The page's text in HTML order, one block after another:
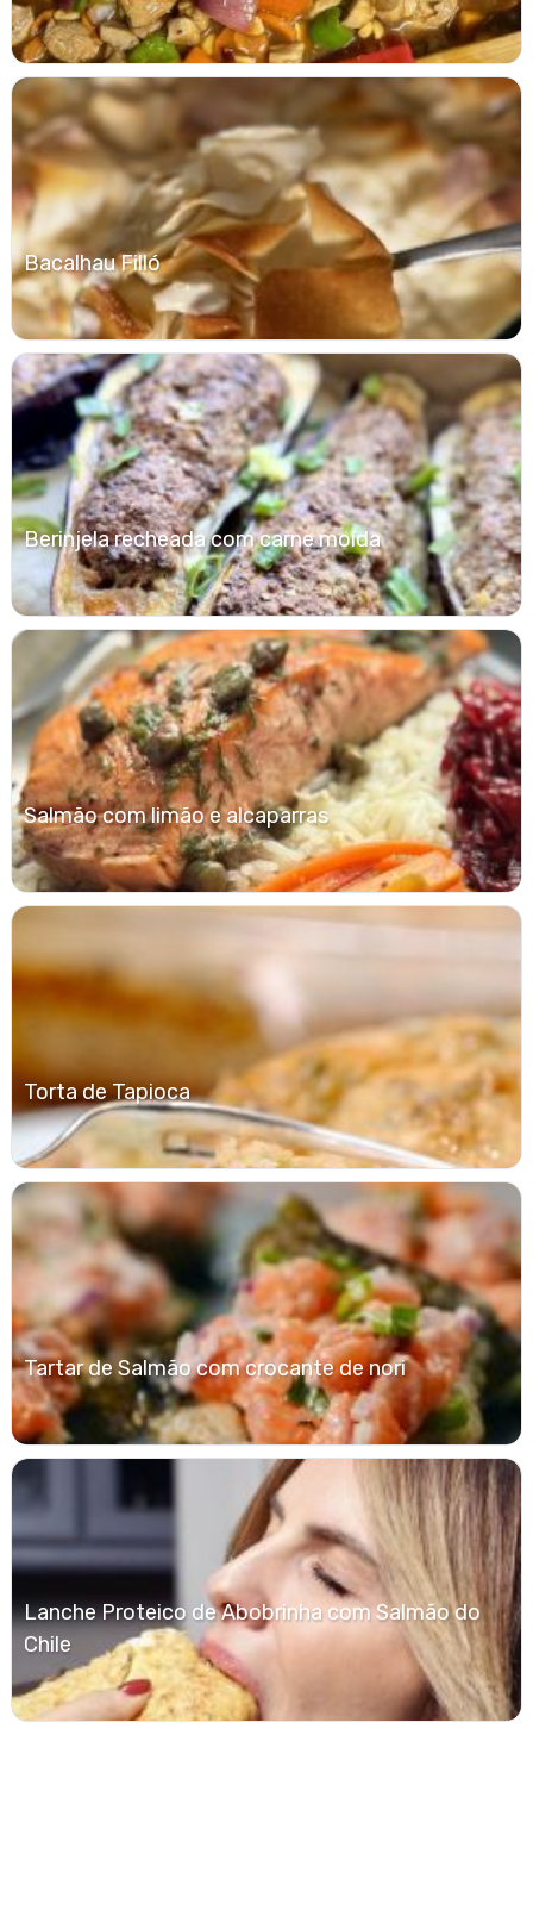
Bacalhau Filló
Berinjela recheada com carne moída
Salmão com limão e alcaparras
Torta de Tapioca
Tartar de Salmão com crocante de nori
Lanche Proteico de Abobrinha com Salmão do
Chile